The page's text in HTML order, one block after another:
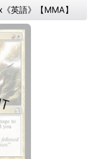
英語》【MMA】